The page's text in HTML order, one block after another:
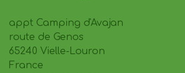
appt Camping d'Avajan
route de Genos
65240 Vielle-Louron
France